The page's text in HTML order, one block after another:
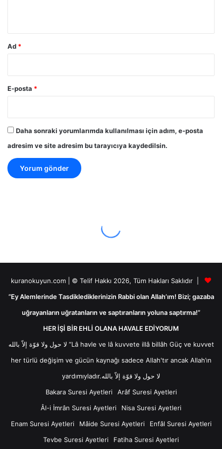
Ad *
E-posta *
Daha sonraki yorumlarımda kullanılması için adım, e-posta
adresim ve site adresim bu tarayıcıya kaydedilsin.
kuranokuyun.com | © Telif Hakkı 2026, Tüm Hakları Saklıdır |
“Ey Alemlerinde Tasdiklediklerinizin Rabbi olan Allah’ım! Bizi; gazaba
uğrayanların uğratanların ve saptıranların yoluna saptırma!”
HER İŞİ BİR EHLİ OLANA HAVALE EDİYORUM
لا حول ولا قوّة إلاّ بالله “Lâ havle ve lâ kuvvete illâ billâh Güç ve kuvvet
her türlü değişim ve gücün kaynağı sadece Allah'tır ancak Allah’ın
yardımıyladır.لا حول ولا قوّة إلاّ بالله
Bakara Suresi Ayetleri
Arâf Suresi Ayetleri
Âl-i İmrân Suresi Ayetleri
Nisa Suresi Ayetleri
Enam Suresi Ayetleri
Mâide Suresi Ayetleri
Enfâl Suresi Ayetleri
Tevbe Suresi Ayetleri
Fatiha Suresi Ayetleri